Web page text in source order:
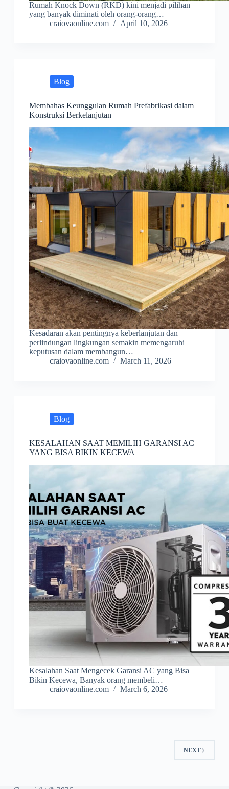
Rumah Knock Down (RKD) kini menjadi pilihan
yang banyak diminati oleh orang-orang…
craiovaonline.com
April 10, 2026
Blog
Membahas Keunggulan Rumah Prefabrikasi dalam
Konstruksi Berkelanjutan
Kesadaran akan pentingnya keberlanjutan dan
perlindungan lingkungan semakin memengaruhi
keputusan dalam membangun…
craiovaonline.com
March 11, 2026
Blog
KESALAHAN SAAT MEMILIH GARANSI AC
YANG BISA BIKIN KECEWA
Kesalahan Saat Mengecek Garansi AC yang Bisa
Bikin Kecewa, Banyak orang membeli…
craiovaonline.com
March 6, 2026
NEXT